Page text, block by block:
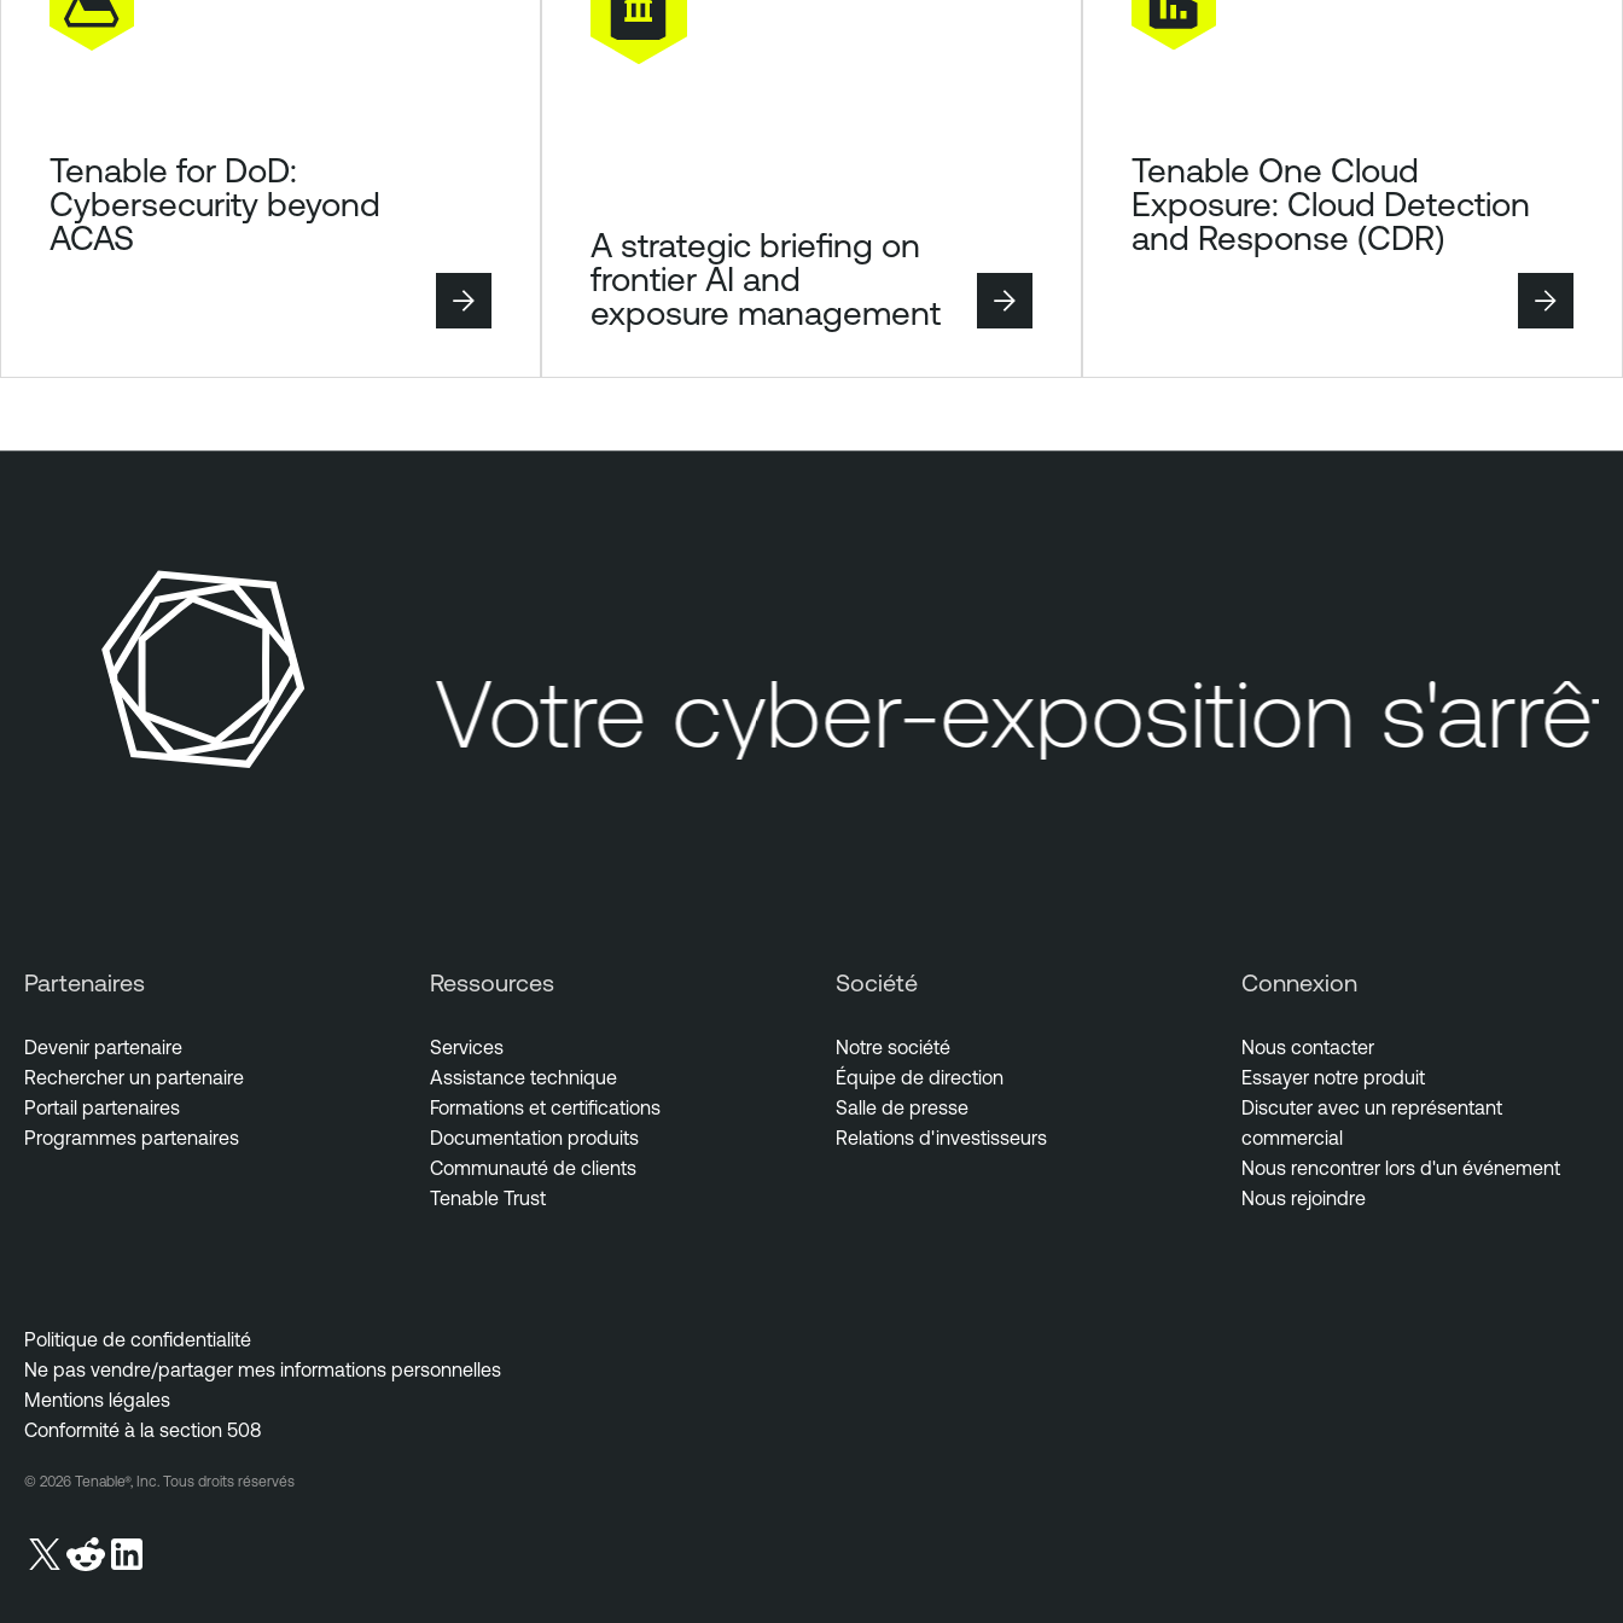
Tenable for DoD:
Cybersecurity beyond
ACAS
A strategic briefing on
frontier AI and
exposure management
Tenable One Cloud
Exposure: Cloud Detection
and Response (CDR)
Votre cyber-exposition
Partenaires
Devenir partenaire
Rechercher un partenaire
Portail partenaires
Programmes partenaires
Ressources
Services
Assistance technique
Formations et certifications
Documentation produits
Communauté de clients
Tenable Trust
Société
Notre société
Équipe de direction
Salle de presse
Relations d'investisseurs
Connexion
Nous contacter
Essayer notre produit
Discuter avec un représentant
commercial
Nous rencontrer lors d'un événement
Nous rejoindre
Politique de confidentialité
Ne pas vendre/partager mes informations personnelles
Mentions légales
Conformité à la section 508
© 2026 Tenable®, Inc. Tous droits réservés